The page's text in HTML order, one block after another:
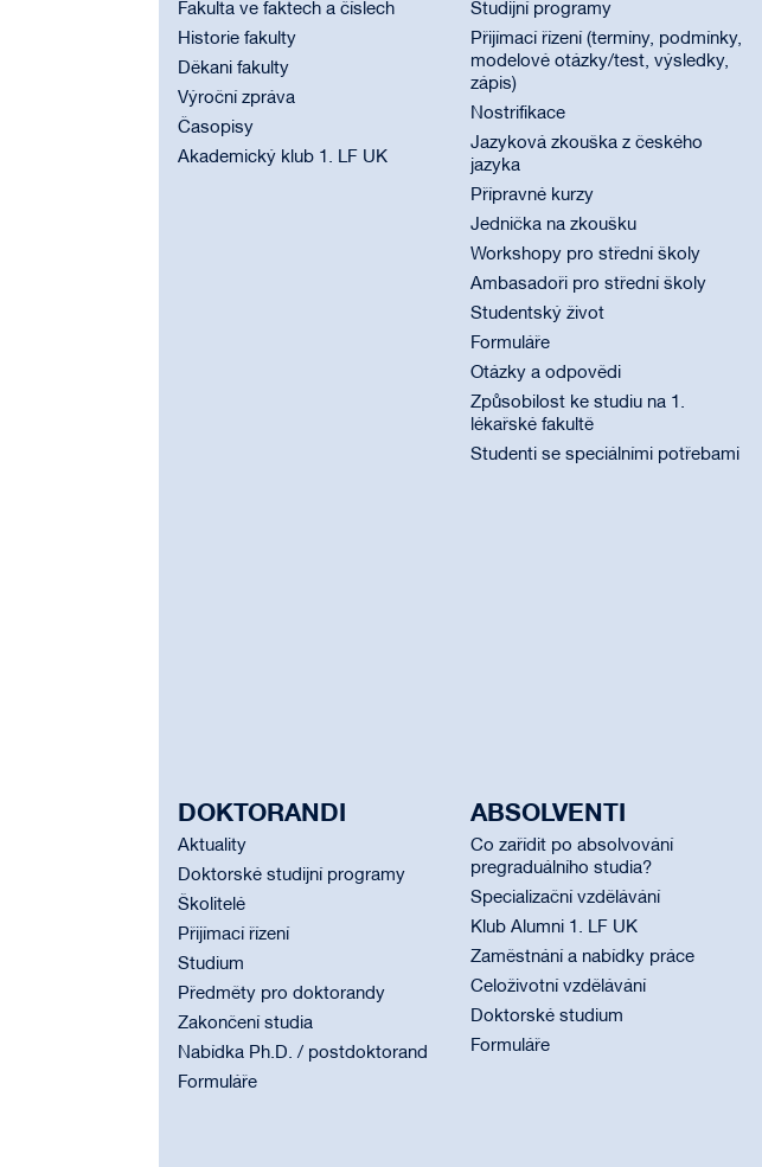
Fakulta ve faktech a číslech
Historie fakulty
Děkani fakulty
Výroční zpráva
Časopisy
Akademický klub 1. LF UK
Studijní programy
Přijímací řízení (termíny, podmínky,
modelové otázky/test, výsledky,
zápis)
Nostrifikace
Jazyková zkouška z českého
jazyka
Přípravné kurzy
Jednička na zkoušku
Workshopy pro střední školy
Ambasadoři pro střední školy
Studentský život
Formuláře
Otázky a odpovědi
Způsobilost ke studiu na 1.
lékařské fakultě
Studenti se speciálními potřebami
DOKTORANDI
Aktuality
Doktorské studijní programy
Školitelé
Přijímací řízení
Studium
Předměty pro doktorandy
Zakončení studia
Nabídka Ph.D. / postdoktorand
Formuláře
ABSOLVENTI
Co zařídit po absolvování
pregraduálního studia?
Specializační vzdělávání
Klub Alumni 1. LF UK
Zaměstnání a nabídky práce
Celoživotní vzdělávání
Doktorské studium
Formuláře